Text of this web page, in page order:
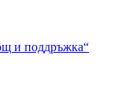
и поддръжка“